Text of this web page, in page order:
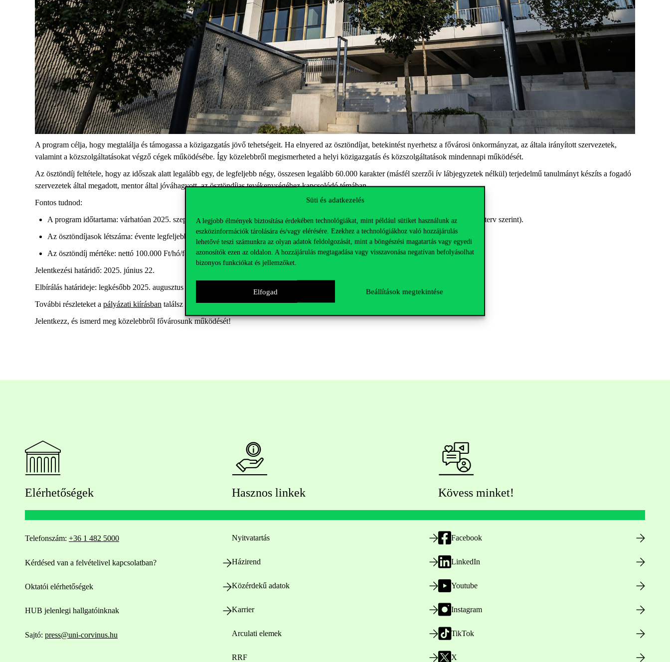
Süti és adatkezelés
A legjobb élmények biztosítása érdekében technológiákat, mint például sütiket használunk az
eszközinformációk tárolására és/vagy elérésére. Ezekhez a technológiákhoz való hozzájárulás
lehetővé teszi számunkra az olyan adatok feldolgozását, mint a böngészési magatartás vagy egyedi
azonosítók ezen az oldalon. A hozzájárulás megtagadása vagy visszavonása negatívan befolyásolhat
bizonyos funkciókat és jellemzőket.
Elfogad Beállítások megtekintése
A program célja, hogy megtalálja és támogassa a közigazgatás jövő tehetségeit. Ha elnyered az ösztöndíjat, betekintést nyerhetsz a fővárosi önkormányzat, az általa irányított szervezetek,
valamint a közszolgáltatásokat végző cégek működésébe. Így közelebbről megismerheted a helyi közigazgatás és közszolgáltatások mindennapi működését.
Az ösztöndíj feltétele, hogy az időszak alatt legalább egy, de legfeljebb négy, összesen legalább 60.000 karakter (másfél szerzői ív lábjegyzetek nélkül) terjedelmű tanulmányt készíts a fogadó
szervezetek által megadott, mentor által jóváhagyott, az ösztöndíjas tevékenységéhez kapcsolódó témában.
Fontos tudnod:
A program időtartama: várhatóan 2025. szeptember 1. – 2026. március 31., összesen 5 hónap (az ösztöndíj-megállapodás és az egyéni ütemterv szerint).
Az ösztöndíjasok létszáma: évente legfeljebb 20 fő
Az ösztöndíj mértéke: nettó 100.000 Ft/hó/fő
Jelentkezési határidő: 2025. június 22.
Elbírálás határideje: legkésőbb 2025. augusztus 31.
További részleteket a pályázati kiírásban találsz
Jelentkezz, és ismerd meg közelebbről fővárosunk működését!
Elérhetőségek
Telefonszám: +36 1 482 5000
Kérdésed van a felvételivel kapcsolatban?
Oktatói elérhetőségek
HUB jelenlegi hallgatóinknak
Sajtó: press@uni-corvinus.hu
Hasznos linkek
Nyitvatartás
Házirend
Közérdekű adatok
Karrier
Arculati elemek
RRF
Kövess minket!
Facebook
LinkedIn
Youtube
Instagram
TikTok
X